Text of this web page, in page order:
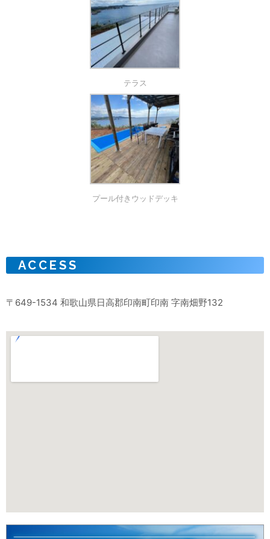
テラス
プール付きウッドデッキ
ACCESS
〒649-1534 和歌山県日高郡印南町印南 字南畑野132